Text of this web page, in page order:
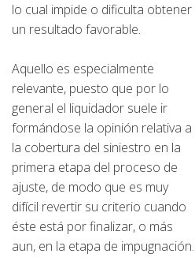
lo cual impide o dificulta obtener
un resultado favorable.
Aquello es especialmente
relevante, puesto que por lo
general el liquidador suele ir
formándose la opinión relativa a
la cobertura del siniestro en la
primera etapa del proceso de
ajuste, de modo que es muy
difícil revertir su criterio cuando
éste está por finalizar, o más
aun, en la etapa de impugnación.